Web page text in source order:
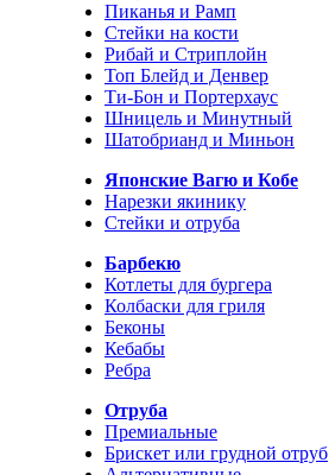
Пиканья и Рамп
Стейки на кости
Рибай и Стриплойн
Топ Блейд и Денвер
Ти-Бон и Портерхаус
Шницель и Минутный
Шатобрианд и Миньон
Японские Вагю и Кобе
Нарезки якинику
Стейки и отруба
Барбекю
Котлеты для бургера
Колбаски для гриля
Беконы
Кебабы
Ребра
Отруба
Премиальные
Брискет или грудной отруб